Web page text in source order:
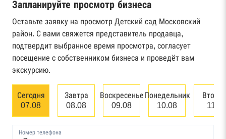
Реестр государственных контрактов
Федерального казначейства
Картотека арбитражных дел Высшего
арбитражного суда
Единый федеральный реестр сведений о
банкротстве юридических лиц
Запланируйте просмотр бизнеса
Оставьте заявку на просмотр Детский сад Московский
район. С вами свяжется представитель продавца,
подтвердит выбранное время просмотра, согласует
посещение с собственником бизнеса и проведёт вам
экскурсию.
Сегодня
07.08
Завтра
08.08
Воскресенье
09.08
Понедельник
10.08
11.08
Номер телефона